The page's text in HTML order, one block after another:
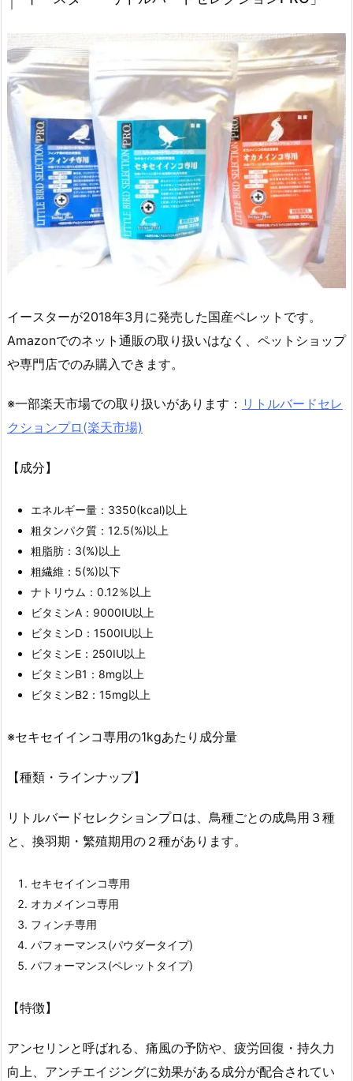
イースターが2018年3月に発売した国産ペレットです。
Amazonでのネット通販の取り扱いはなく、ペットショップ
や専門店でのみ購入できます。
※一部楽天市場での取り扱いがあります： リトルバードセレ
クションプロ(楽天市場)
【成分】
エネルギー量：3350(kcal)以上
粗タンパク質：12.5(%)以上
粗脂肪：3(%)以上
粗繊維：5(%)以下
ナトリウム：0.12％以上
ビタミンA：9000IU以上
ビタミンD：1500IU以上
ビタミンE：250IU以上
ビタミンB1：8mg以上
ビタミンB2：15mg以上
※セキセイインコ専用の1kgあたり成分量
【種類・ラインナップ】
リトルバードセレクションプロは、鳥種ごとの成鳥用３種
と、換羽期・繁殖期用の２種があります。
セキセイインコ専用
オカメインコ専用
フィンチ専用
パフォーマンス(パウダータイプ)
パフォーマンス(ペレットタイプ)
【特徴】
アンセリンと呼ばれる、痛風の予防や、疲労回復・持久力
向上、アンチエイジングに効果がある成分が配合されてい